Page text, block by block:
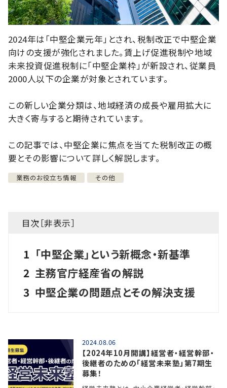
2024年は「中堅企業元年」とされ、税制改正で中堅企業
向けの支援が強化されました。賃上げ促進税制や地域
未来投資促進税制に「中堅企業枠」が新設され、従業員
2000人以下の企業が対象とされています。
この新しい企業分類は、地域経済の成長や雇用拡大に
大きく寄与すると期待されています。
この記事では、中堅企業に焦点を当てた税制改正の概
要とその影響について詳しく解説します。
業務のお役立ち情報 その他
目次［非表示］
1 「中堅企業」という新概念・新基準
2 主務官庁経産省の解説
3 中堅企業の問題点とその解決支援
2024.08.06
【2024年10月開講】経営者・経営幹部・
後継者のための「経営未来塾」第7期生
募集！